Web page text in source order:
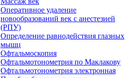
Оперативное удаление
новообразований век с анестезией
(РПУ)
Определение равнодействия глазных
мышц
Офтальмоскопия
Офтальмотонометрия по Маклакову
Офтальмотонометрия электронная